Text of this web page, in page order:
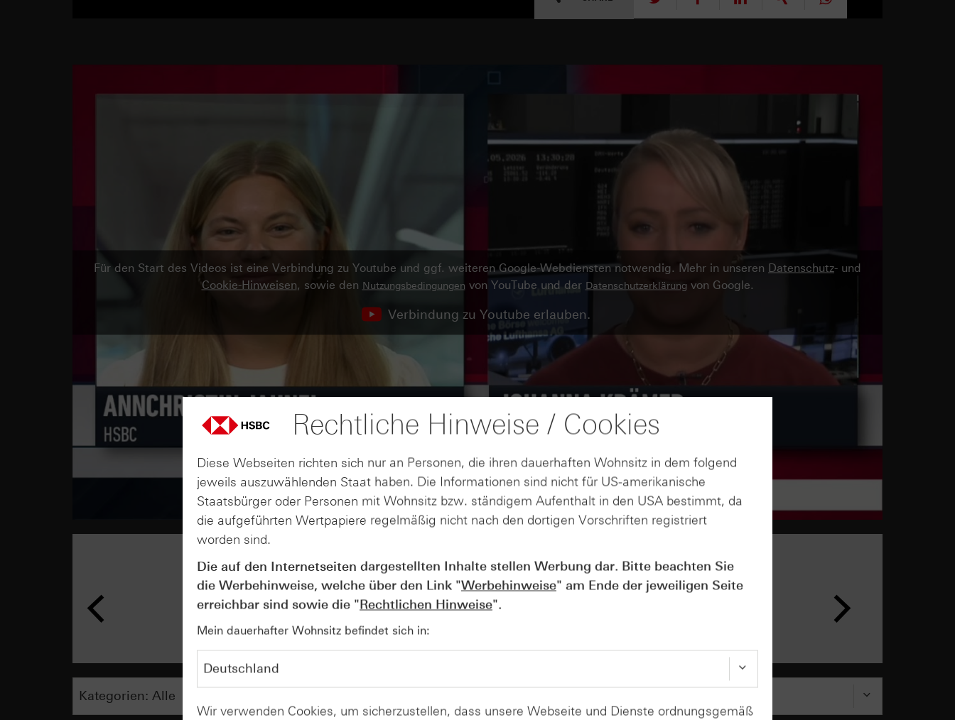
Für den Start des Videos ist eine Verbindung zu Youtube und ggf. weiteren Google-Webdiensten notwendig. Mehr in unseren Datenschutz- und
Cookie-Hinweisen, sowie den Nutzungsbedingungen von YouTube und der Datenschutzerklärungvon Google.
Verbindung zu Youtube erlauben.
AUGUST
07
Wie lange bleibt der DAX® in
Rekordlaune? - ntv Zertifikate
07.08.26
Rechtliche Hinweise / Cookies
Diese Webseiten richten sich nur an Personen, die ihren dauerhaften Wohnsitz in dem folgend
jeweils auszuwählenden Staat haben. Die Informationen sind nicht für US-amerikanische
Staatsbürger oder Personen mit Wohnsitz bzw. ständigem Aufenthalt in den USA bestimmt, da
die aufgeführten Wertpapiere regelmäßig nicht nach den dortigen Vorschriften registriert
worden sind.
Die auf den Internetseiten dargestellten Inhalte stellen Werbung dar. Bitte beachten Sie
die Werbehinweise, welche über den Link "Werbehinweise" am Ende der jeweiligen Seite
erreichbar sind sowie die "Rechtlichen Hinweise".
Mein dauerhafter Wohnsitz befindet sich in:
Wir verwenden Cookies, um sicherzustellen, dass unsere Webseite und Dienste ordnungsgemäß